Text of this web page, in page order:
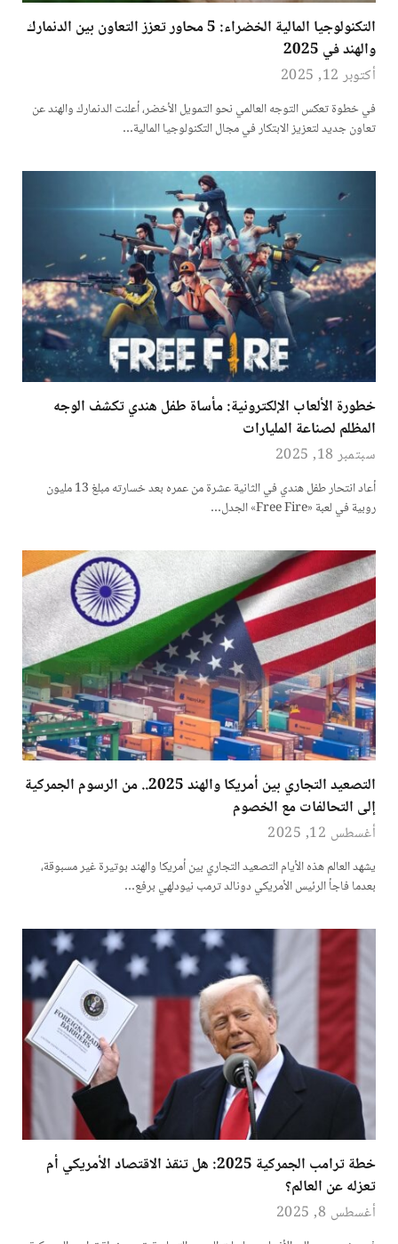
التكنولوجيا المالية الخضراء: 5 محاور تعزز التعاون بين الدنمارك
والهند في 2025
أكتوبر 12, 2025
في خطوة تعكس التوجه العالمي نحو التمويل الأخضر، أعلنت الدنمارك والهند عن
تعاون جديد لتعزيز الابتكار في مجال التكنولوجيا المالية…
خطورة الألعاب الإلكترونية: مأساة طفل هندي تكشف الوجه
المظلم لصناعة المليارات
سبتمبر 18, 2025
أعاد انتحار طفل هندي في الثانية عشرة من عمره بعد خسارته مبلغ 13 مليون
روبية في لعبة «Free Fire» الجدل…
التصعيد التجاري بين أمريكا والهند 2025.. من الرسوم الجمركية
إلى التحالفات مع الخصوم
أغسطس 12, 2025
يشهد العالم هذه الأيام التصعيد التجاري بين أمريكا والهند بوتيرة غير مسبوقة،
بعدما فاجأ الرئيس الأمريكي دونالد ترمب نيودلهي برفع…
خطة ترامب الجمركية 2025: هل تنقذ الاقتصاد الأمريكي أم
تعزله عن العالم؟
أغسطس 8, 2025